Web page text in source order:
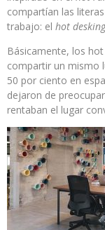
compartían las
trabajo: el hot desking
Básicamente, los
compartir un mismo
50 por ciento en
dejaron de
rentaban el lugar